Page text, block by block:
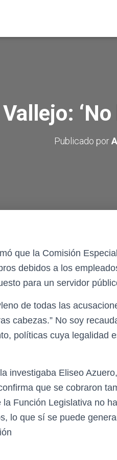
Publicado por
que la Comisión
debidos a los
para un servidor
de todas las
cabezas.” No soy
políticas cuya legalidad
investigaba Eliseo
que se cobraron
Función Legislativa no
lo que sí se puede